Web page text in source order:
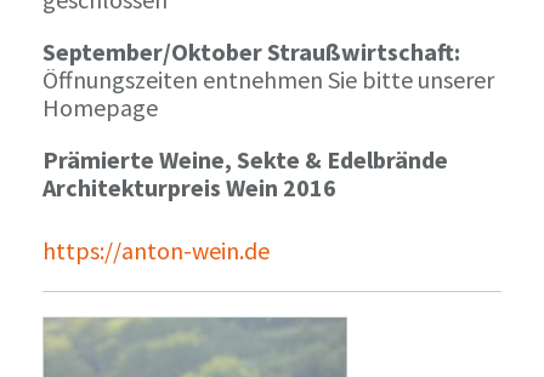
September/Oktober Straußwirtschaft:
Öffnungszeiten entnehmen Sie bitte unserer
Homepage
Prämierte Weine, Sekte & Edelbrände
Architekturpreis Wein 2016
https://anton-wein.de